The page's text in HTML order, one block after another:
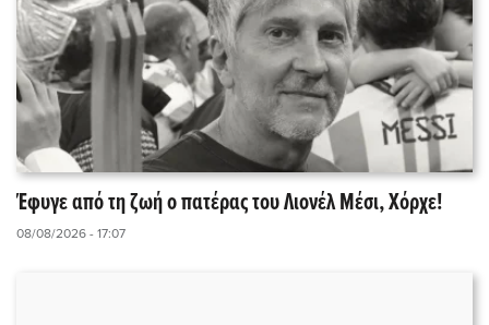
Έφυγε από τη ζωή ο πατέρας του Λιονέλ Μέσι, Χόρχε!
08/08/2026 - 17:07